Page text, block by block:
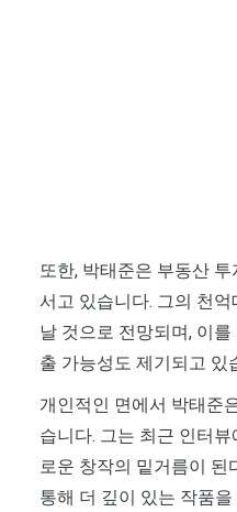
또한, 박태준은 부동산
서고 있습니다. 그의 천
날 것으로 전망되며, 이
출 가능성도 제기되고 있
개인적인 면에서 박태준
습니다. 그는 최근 인터
로운 창작의 밑거름이 된
통해 더 깊이 있는 작품